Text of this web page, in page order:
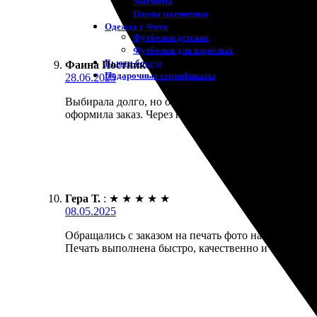
Пазлы магнитные
Одежда с Фото
Футболки детские
Футболки для взрослых
Бьюти-боксы
Подарочные сертификаты
Фаина Постникова
28.06.2025
Выбирала долго, но остановилась на этой
оформила заказ. Через несколько дней получила
Гера Т. : ★ ★ ★ ★ ★
08.05.2025
Обращались с заказом на печать фото на холсте.
Печать выполнена быстро, качественно и без